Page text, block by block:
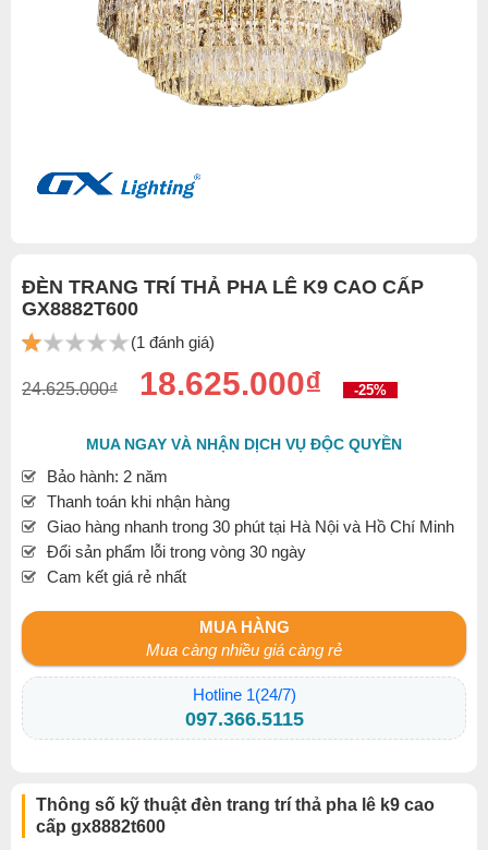
ĐÈN TRANG TRÍ THẢ PHA LÊ K9 CAO CẤP
GX8882T600
(1 đánh giá)
24.625.000₫ 18.625.000₫ -25%
MUA NGAY VÀ NHẬN DỊCH VỤ ĐỘC QUYỀN
Bảo hành: 2 năm
Thanh toán khi nhận hàng
Giao hàng nhanh trong 30 phút tại Hà Nội và Hồ Chí Minh
Đổi sản phẩm lỗi trong vòng 30 ngày
Cam kết giá rẻ nhất
MUA HÀNG
Mua càng nhiều giá càng rẻ
Hotline 1(24/7)
097.366.5115
Thông số kỹ thuật đèn trang trí thả pha lê k9 cao
cấp gx8882t600